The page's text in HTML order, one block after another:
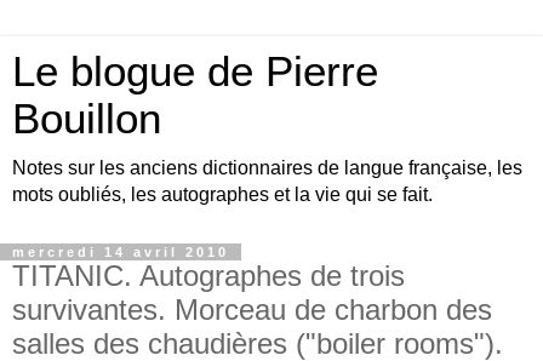
Le blogue de Pierre
Bouillon
Notes sur les anciens dictionnaires de langue française, les
mots oubliés, les autographes et la vie qui se fait.
mercredi 14 avril 2010
TITANIC. Autographes de trois
survivantes. Morceau de charbon des
salles des chaudières ("boiler rooms").